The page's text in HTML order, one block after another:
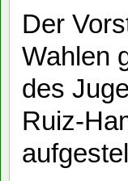
Der
Wahlen
des
Ruiz-